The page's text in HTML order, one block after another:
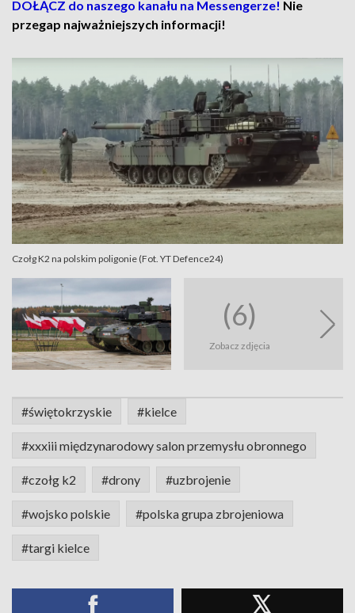
DOŁĄCZ do naszego kanału na Messengerze! Nie
przegap najważniejszych informacji!
Czołg K2 na polskim poligonie (Fot. YT Defence24)
(6)
Zobacz zdjęcia
#świętokrzyskie #kielce
#xxxiii międzynarodowy salon przemysłu obronnego
#czołg k2 #drony #uzbrojenie
#wojsko polskie #polska grupa zbrojeniowa
#targi kielce